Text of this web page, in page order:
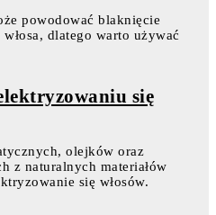
powodować blaknięcie
dlatego warto używać
się
olejków oraz
z naturalnych materiałów
się włosów.